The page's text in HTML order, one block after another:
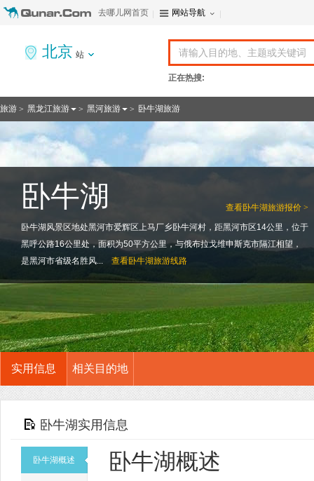
去哪儿网首页 网站导航
北京 站
正在热搜:
旅游 > 黑龙江旅游 > 黑河旅游 > 卧牛湖旅游
查看卧牛湖旅游报价 >
卧牛湖
卧牛湖风景区地处黑河市爱辉区上马厂乡卧牛河村，距黑河市区14公里，位于
黑呼公路16公里处，面积为50平方公里，与俄布拉戈维申斯克市隔江相望，
是黑河市省级名胜风...
查看卧牛湖旅游线路
实用信息 相关目的地
卧牛湖实用信息
卧牛湖概述 卧牛湖概述